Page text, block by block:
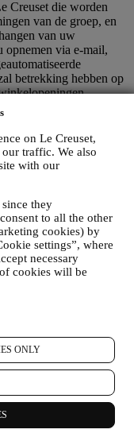
on Le Creuset,
our traffic. We also
with our
they
to all the other
cookies) by
settings”, where
necessary
cookies will be
ONLY
Creuset die worden
van de groep, en
van uw
via e-mail,
betrekking hebben op
demonstraties
of speciale
Deze communicatie
worden gemaakt
u hebben, zoals uw
uw voorkeuren voor
in staat om onze
relevanter en
andere gevolgen zijn.
openen van e-mail
sector gangbare
te
op uw toestemming
van ons te
kan worden
worden
aan te vinken of, als u
Mijn account-gedeelte
ontvangen van onze
allen tijde kosteloos
communicatie worden
melden voor de